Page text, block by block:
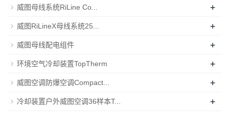
威图母线系统RiLine Co... +
威图RiLineX母线系统25... +
威图母线配电组件 +
环境空气冷却装置TopTherm +
威图空调防爆空调Compact... +
冷却装置户外威图空调36样本T... +